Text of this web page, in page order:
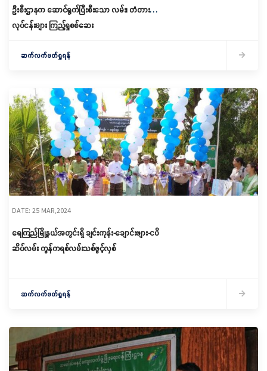
ဦးစီးဌာနက ဆောင်ရွက်ပြီးစီးသော လမ်း၊ တံတား
လုပ်ငန်းများ ကြည့်ရှုစစ်ဆေး
ဆက်လက်ဖတ်ရှုရန်
DATE: 25 MAR,2024
ရေကြည်မြို့နယ်အတွင်းရှိ ချင်းကုန်း-ချောင်းဖျား-ငပိ
ဆိပ်လမ်း ကွန်ကရစ်လမ်းသစ်ဖွင့်လှစ်
ဆက်လက်ဖတ်ရှုရန်